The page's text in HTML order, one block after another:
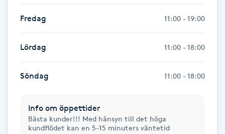
Friskvårdsmassage
Frisör
Funktionsanalys
Färgning
Fredag 11:00 - 19:00
Lördag 11:00 - 18:00
Söndag 11:00 - 18:00
Info om öppettider
Bästa kunder!!! Med hänsyn till det höga
kundflödet kan en 5-15 minuters väntetid